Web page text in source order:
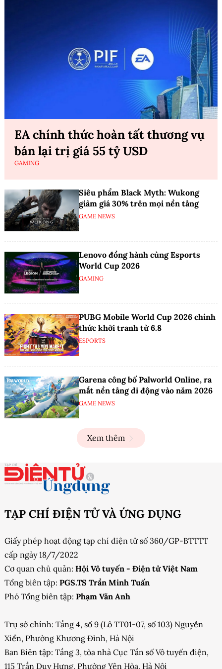
EA chính thức hoàn tất thương vụ
bán lại trị giá 55 tỷ USD
GAMING
Siêu phẩm Black Myth: Wukong
giảm giá 30% trên mọi nền tảng
GAME NEWS
Lenovo đồng hành cùng Esports
World Cup 2026
GAMING
PUBG Mobile World Cup 2026 chính
thức khởi tranh từ 6.8
ESPORTS
Garena công bố Palworld Online, ra
mắt nền tảng di động vào năm 2026
GAME NEWS
Xem thêm
TẠP CHÍ ĐIỆN TỬ VÀ ỨNG DỤNG
Giấy phép hoạt động tạp chí điện tử số 360/GP-BTTTT
cấp ngày 18/7/2022
Cơ quan chủ quản: Hội Vô tuyến - Điện tử Việt Nam
Tổng biên tập: PGS.TS Trần Minh Tuấn
Phó Tổng biên tập: Phạm Văn Anh
Trụ sở chính: Tầng 4, số 9 (Lô TT01-07, số 103) Nguyễn
Xiển, Phường Khương Đình, Hà Nội
Ban Biên tập: Tầng 3, tòa nhà Cục Tần số Vô tuyến điện,
115 Trần Duy Hưng, Phường Yên Hòa, Hà Nội